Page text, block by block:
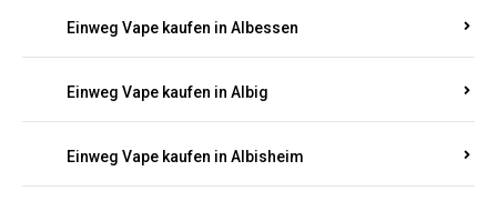
Einweg Vape kaufen in Albessen
Einweg Vape kaufen in Albig
Einweg Vape kaufen in Albisheim